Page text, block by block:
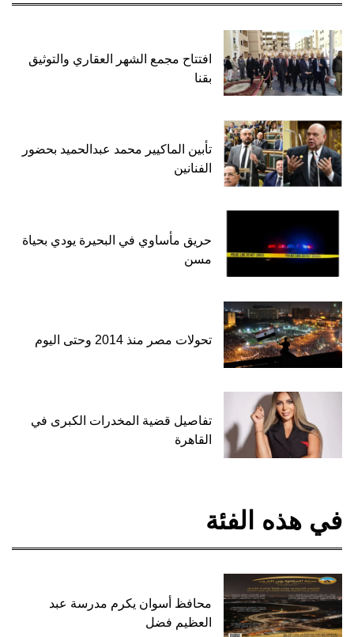
افتتاح مجمع الشهر العقاري والتوثيق
بقنا
تأبين الماكيير محمد عبدالحميد بحضور
الفنانين
حريق مأساوي في البحيرة يودي بحياة
مسن
تحولات مصر منذ 2014 وحتى اليوم
تفاصيل قضية المخدرات الكبرى في
القاهرة
في هذه الفئة
محافظ أسوان يكرم مدرسة عبد
العظيم فضل